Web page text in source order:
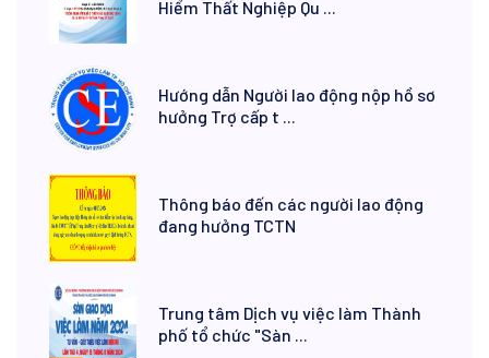
Hiểm Thất Nghiệp Qu ...
Hướng dẫn Người lao động nộp hồ sơ
hưởng Trợ cấp t ...
Thông báo đến các người lao động
đang hưởng TCTN
Trung tâm Dịch vụ việc làm Thành
phố tổ chức "Sàn ...